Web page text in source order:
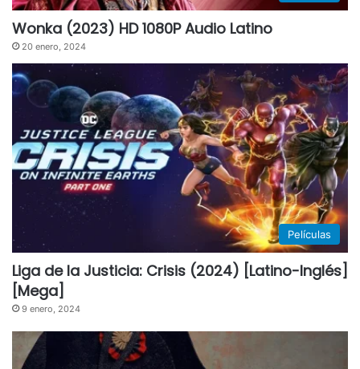
Wonka (2023) HD 1080P Audio Latino
20 enero, 2024
Películas
Liga de la Justicia: Crisis (2024) [Latino-Inglés]
[Mega]
9 enero, 2024